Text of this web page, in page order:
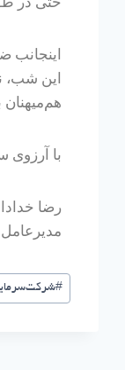
اینجانب
این شب،
هم‌میهنان
با آرزوی
رضا
#